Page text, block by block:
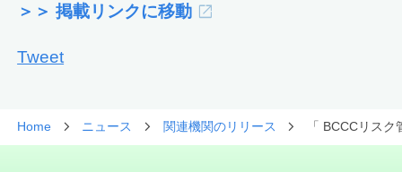
＞＞ 掲載リンクに移動
Tweet
Home ニュース 関連機関のリリース 「 BCCCリス